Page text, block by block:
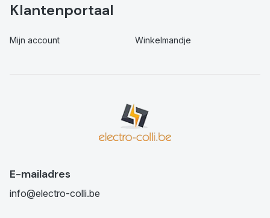
Klantenportaal
Mijn account Winkelmandje
E-mailadres
info@electro-colli.be